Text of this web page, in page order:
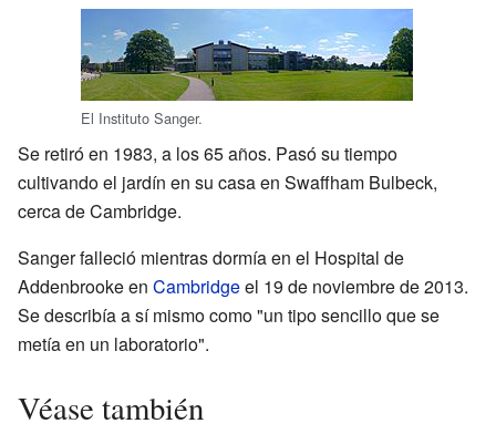
El Instituto Sanger.
Se retiró en 1983, a los 65 años. Pasó su tiempo
cultivando el jardín en su casa en Swaffham Bulbeck,
cerca de Cambridge.
Sanger falleció mientras dormía en el Hospital de
Addenbrooke en Cambridgeel 19 de noviembre de 2013.
Se describía a sí mismo como "un tipo sencillo que se
metía en un laboratorio".
Véase también